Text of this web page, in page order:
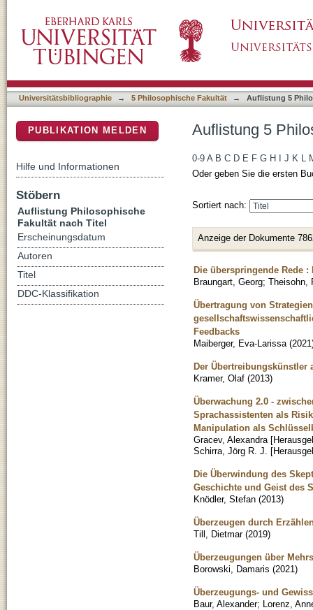
Universitätsbibliographie → 5 Philosophische Fakultät → Auflistung 5
Auflistung 5
0-9 A B C D E F G H J K L
Oder geben Sie die ersten
Sortiert nach:
Anzeige der Dokumente
Die überspringende Rede
Braungart, Georg; Theisohn,
Übertragung von
Feedbacks
Maiberger, Eva-Larissa (2021
Der Übertreibungskünstler
Kramer, Olaf (2013)
Überwachung 2.0 -
Sprachassistenten als
Manipulation als
Gracev, Alexandra
Schirra, Jörg R. J.
Die Überwindung des
Geschichte und Geist des
Knödler, Stefan (2013)
Überzeugen durch
Till, Dietmar (2019)
Überzeugungen über
Borowski, Damaris (2021)
Überzeugungs- und
Baur, Alexander; Lorenz,
PUBLIKATION MELDEN
Hilfe und Informationen
Stöbern
Auflistung Philosophische
Fakultät nach Titel
Erscheinungsdatum
Autoren
Titel
DDC-Klassifikation